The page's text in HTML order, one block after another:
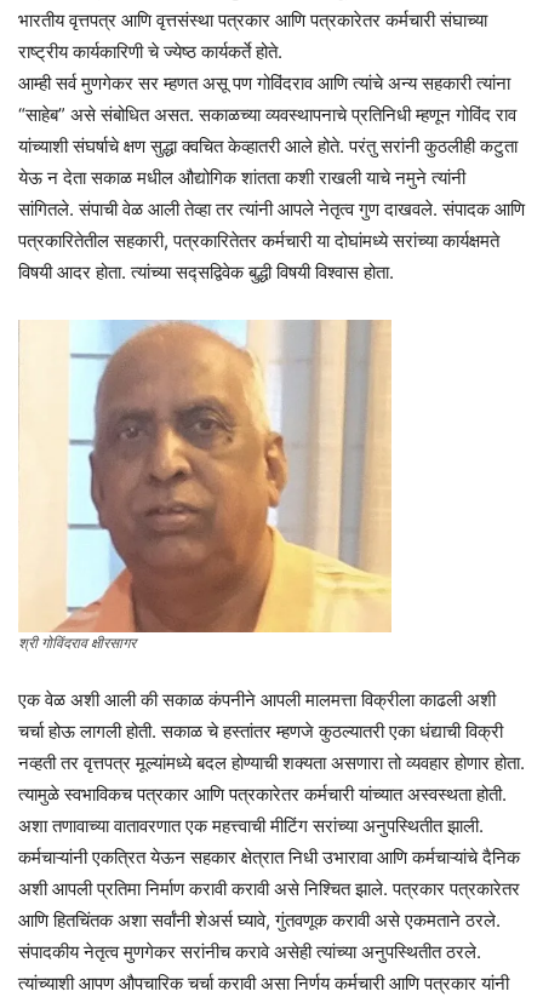
भारतीय वृत्तपत्र आणि वृत्तसंस्था पत्रकार आणि पत्रकारेतर कर्मचारी संघाच्या
राष्ट्रीय कार्यकारिणी चे ज्येष्ठ कार्यकर्ते होते.
आम्ही सर्व मुणगेकर सर म्हणत असू पण गोविंदराव आणि त्यांचे अन्य सहकारी त्यांना
“साहेब” असे संबोधित असत. सकाळच्या व्यवस्थापनाचे प्रतिनिधी म्हणून गोविंद राव
यांच्याशी संघर्षाचे क्षण सुद्धा क्वचित केव्हातरी आले होते. परंतु सरांनी कुठलीही कटुता
येऊ न देता सकाळ मधील औद्योगिक शांतता कशी राखली याचे नमुने त्यांनी
सांगितले. संपाची वेळ आली तेव्हा तर त्यांनी आपले नेतृत्व गुण दाखवले. संपादक आणि
पत्रकारितेतील सहकारी, पत्रकारितेतर कर्मचारी या दोघांमध्ये सरांच्या कार्यक्षमते
विषयी आदर होता. त्यांच्या सद्सद्विवेक बुद्धी विषयी विश्वास होता.
श्री गोविंदराव क्षीरसागर
एक वेळ अशी आली की सकाळ कंपनीने आपली मालमत्ता विक्रीला काढली अशी
चर्चा होऊ लागली होती. सकाळ चे हस्तांतर म्हणजे कुठल्यातरी एका धंद्याची विक्री
नव्हती तर वृत्तपत्र मूल्यांमध्ये बदल होण्याची शक्यता असणारा तो व्यवहार होणार होता.
त्यामुळे स्वभाविकच पत्रकार आणि पत्रकारेतर कर्मचारी यांच्यात अस्वस्थता होती.
अशा तणावाच्या वातावरणात एक महत्त्वाची मीटिंग सरांच्या अनुपस्थितीत झाली.
कर्मचाऱ्यांनी एकत्रित येऊन सहकार क्षेत्रात निधी उभारावा आणि कर्मचाऱ्यांचे दैनिक
अशी आपली प्रतिमा निर्माण करावी करावी असे निश्चित झाले. पत्रकार पत्रकारेतर
आणि हितचिंतक अशा सर्वांनी शेअर्स घ्यावे, गुंतवणूक करावी असे एकमताने ठरले.
संपादकीय नेतृत्व मुणगेकर सरांनीच करावे असेही त्यांच्या अनुपस्थितीत ठरले.
त्यांच्याशी आपण औपचारिक चर्चा करावी असा निर्णय कर्मचारी आणि पत्रकार यांनी